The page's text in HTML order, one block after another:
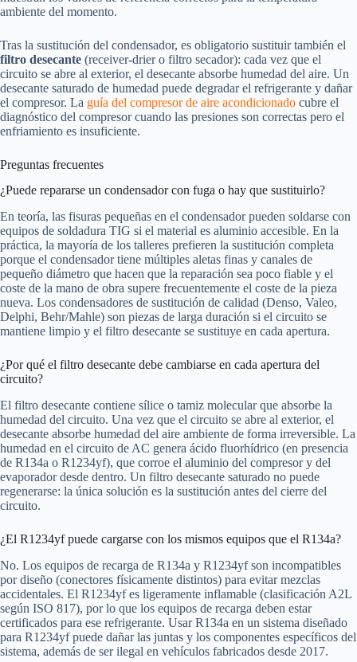
ambiente del momento.
Tras la sustitución del condensador, es obligatorio sustituir también el
filtro desecante (receiver-drier o filtro secador): cada vez que el
circuito se abre al exterior, el desecante absorbe humedad del aire. Un
desecante saturado de humedad puede degradar el refrigerante y dañar
el compresor. La guía del compresor de aire acondicionado cubre el
diagnóstico del compresor cuando las presiones son correctas pero el
enfriamiento es insuficiente.
Preguntas frecuentes
¿Puede repararse un condensador con fuga o hay que sustituirlo?
En teoría, las fisuras pequeñas en el condensador pueden soldarse con
equipos de soldadura TIG si el material es aluminio accesible. En la
práctica, la mayoría de los talleres prefieren la sustitución completa
porque el condensador tiene múltiples aletas finas y canales de
pequeño diámetro que hacen que la reparación sea poco fiable y el
coste de la mano de obra supere frecuentemente el coste de la pieza
nueva. Los condensadores de sustitución de calidad (Denso, Valeo,
Delphi, Behr/Mahle) son piezas de larga duración si el circuito se
mantiene limpio y el filtro desecante se sustituye en cada apertura.
¿Por qué el filtro desecante debe cambiarse en cada apertura del
circuito?
El filtro desecante contiene sílice o tamiz molecular que absorbe la
humedad del circuito. Una vez que el circuito se abre al exterior, el
desecante absorbe humedad del aire ambiente de forma irreversible. La
humedad en el circuito de AC genera ácido fluorhídrico (en presencia
de R134a o R1234yf), que corroe el aluminio del compresor y del
evaporador desde dentro. Un filtro desecante saturado no puede
regenerarse: la única solución es la sustitución antes del cierre del
circuito.
¿El R1234yf puede cargarse con los mismos equipos que el R134a?
No. Los equipos de recarga de R134a y R1234yf son incompatibles
por diseño (conectores físicamente distintos) para evitar mezclas
accidentales. El R1234yf es ligeramente inflamable (clasificación A2L
según ISO 817), por lo que los equipos de recarga deben estar
certificados para ese refrigerante. Usar R134a en un sistema diseñado
para R1234yf puede dañar las juntas y los componentes específicos del
sistema, además de ser ilegal en vehículos fabricados desde 2017.